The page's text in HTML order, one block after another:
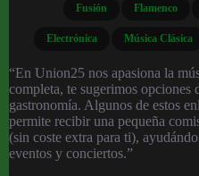
Fusión Flamenco
Electrónica Música Clásica
“En Union25 nos apasiona la
completa, te sugerimos opciones
gastronomía. Algunos de estos
permite recibir una pequeña
(sin coste extra para ti),
eventos y conciertos.”